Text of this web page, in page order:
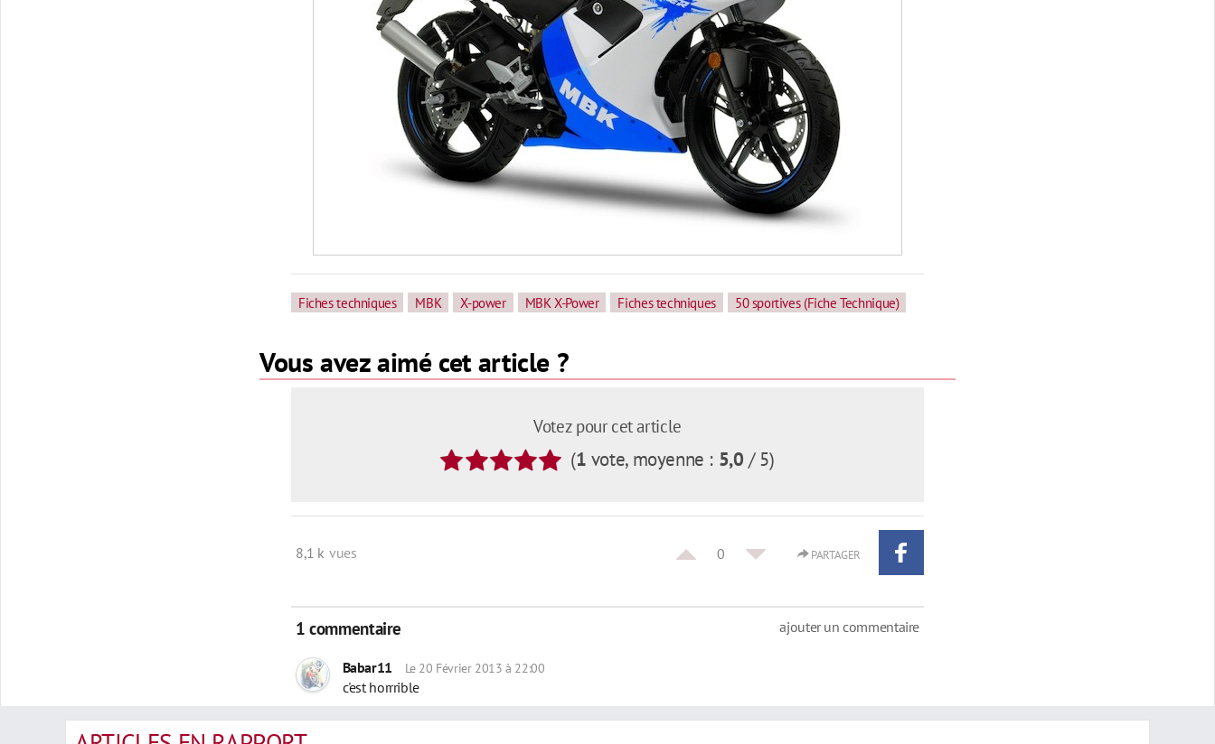
Fiches techniques MBK X-power MBK X-Power Fiches techniques 50 sportives (Fiche Technique)
Vous avez aimé cet article ?
Votez pour cet article
(1 vote, moyenne : 5,0 / 5)
8,1 k vues 0 PARTAGER
1 commentaire ajouter un commentaire
Babar11 Le 20 Février 2013 à 22:00
c'est horrrible